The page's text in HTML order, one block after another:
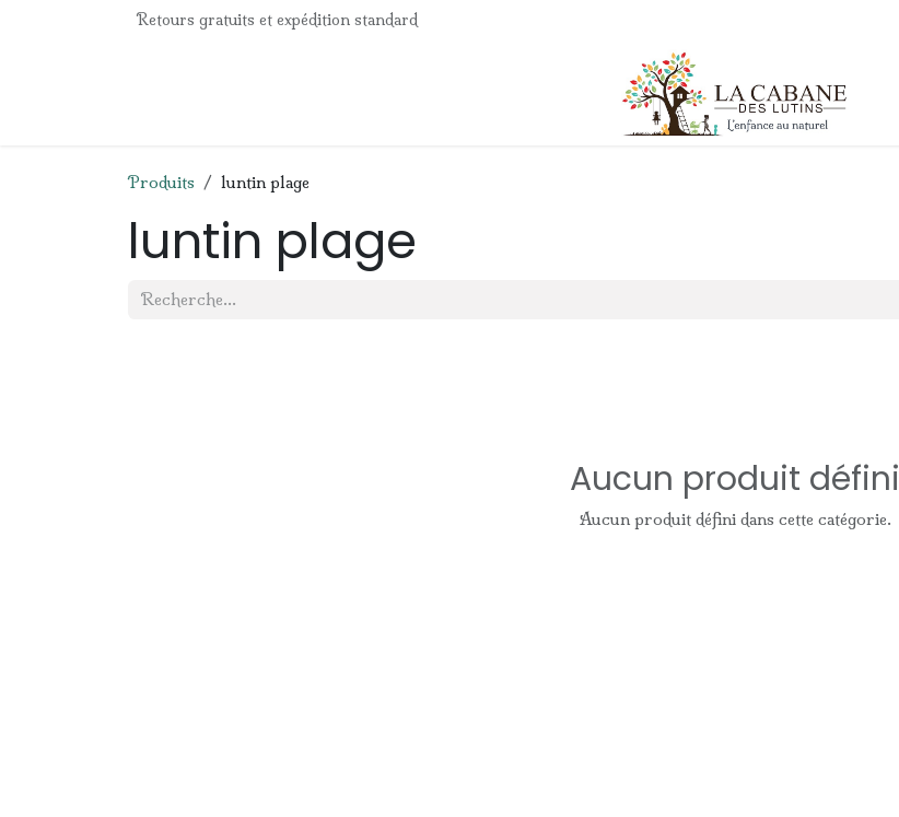
Se rendre au contenuRetours gratuits et expédition standard
Contact
Produits luntin plage
luntin plage
Aucun produit défini
Aucun produit défini dans cette catégorie.